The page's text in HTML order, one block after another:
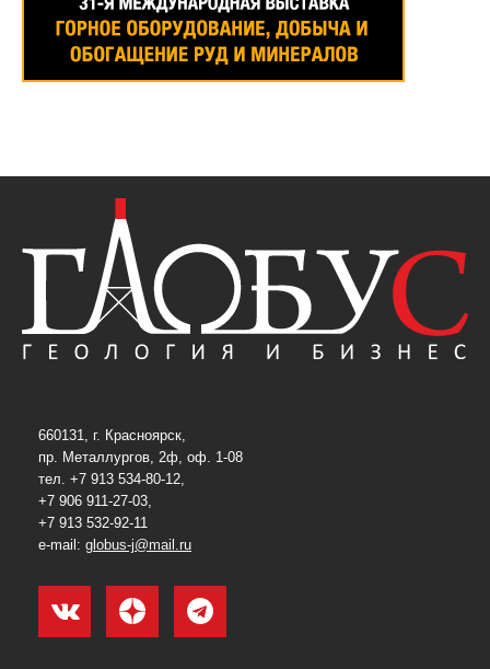
660131, г. Красноярск,
пр. Металлургов, 2ф, оф. 1-08
тел. +7 913 534-80-12,
+7 906 911-27-03,
+7 913 532-92-11
e-mail: globus-j@mail.ru